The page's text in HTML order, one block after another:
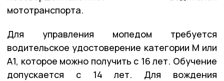
мототранспорта.
Для управления мопедом требуется
водительское удостоверение категории М или
А1, которое можно получить с 16 лет. Обучение
допускается с 14 лет. Для вождения